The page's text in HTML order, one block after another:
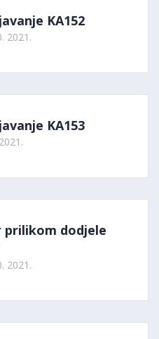
KA152
2021.
KA153
prilikom dodjele
2021.